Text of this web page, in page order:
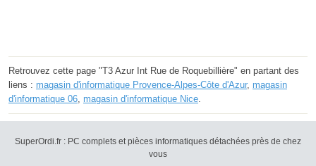
Retrouvez cette page "T3 Azur Int Rue de Roquebillière" en partant des
liens : magasin d'informatique Provence-Alpes-Côte d'Azur, magasin
d'informatique 06, magasin d'informatique Nice.
SuperOrdi.fr : PC complets et pièces informatiques détachées près de chez
vous